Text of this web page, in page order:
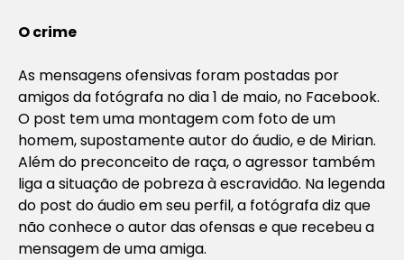
O crime
As mensagens ofensivas foram postadas por
amigos da fotógrafa no dia 1 de maio, no Facebook.
O post tem uma montagem com foto de um
homem, supostamente autor do áudio, e de Mirian.
Além do preconceito de raça, o agressor também
liga a situação de pobreza à escravidão. Na legenda
do post do áudio em seu perfil, a fotógrafa diz que
não conhece o autor das ofensas e que recebeu a
mensagem de uma amiga.